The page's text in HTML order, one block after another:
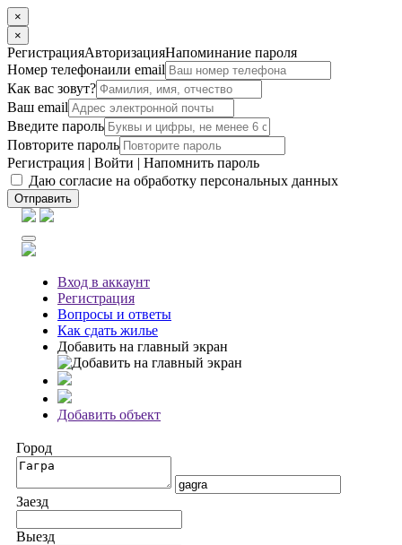
×
×
РегистрацияАвторизацияНапоминание пароля
Номер телефонаили email
Как вас зовут?
Ваш email
Введите пароль
Повторите пароль
Регистрация | Войти | Напомнить пароль
Даю согласие на обработку персональных данных
Отправить
Вход в аккаунт
Регистрация
Вопросы и ответы
Как сдать жилье
Добавить на главный экран
Добавить объект
Город
Заезд
Выезд